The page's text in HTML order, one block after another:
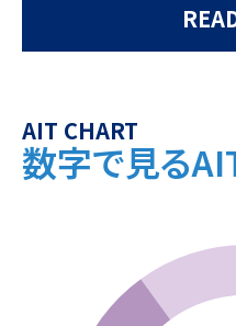
AIT CHART
数字で見る